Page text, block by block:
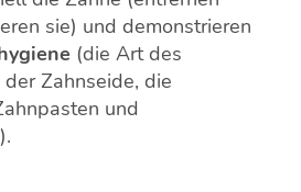
sie) und demonstrieren
(die Art des
Zahnseide, die
und